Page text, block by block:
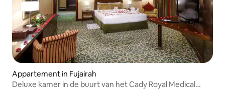
Appartement in Fujairah
Deluxe kamer in de buurt van het Cady Royal Medical